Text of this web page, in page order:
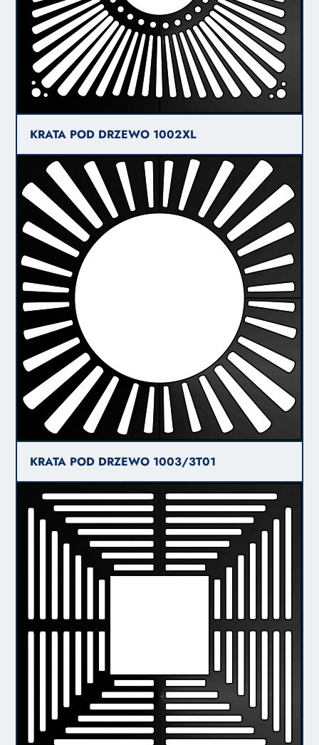
KRATA POD DRZEWO 1002XL
KRATA POD DRZEWO 1003/3T01